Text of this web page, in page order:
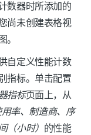
性能计数
以看到该性
。
的设备获取
标
。
上，单击
数器时所添加的
尚未创建表格视
。
自定义性能计数
指标。单击配置
指标页面上，从
率、制造商、序
（小时） 的性能